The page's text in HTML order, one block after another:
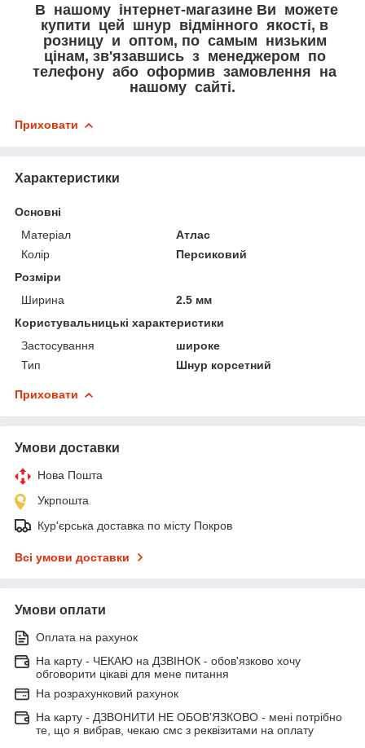
В нашому інтернет-магазине Ви можете
купити цей шнур відмінного якості, в
розницу и оптом, по самым низьким
цінам, зв'язавшись з менеджером по
телефону або оформив замовлення на
нашому сайті.
Приховати
Характеристики
Основні
Матеріал
Атлас
Колір
Персиковий
Розміри
Ширина
2.5 мм
Користувальницькі характеристики
Застосування
широке
Тип
Шнур корсетний
Приховати
Умови доставки
Нова Пошта
Укрпошта
Кур'єрська доставка по місту Покров
Всі умови доставки
Умови оплати
Оплата на рахунок
На карту - ЧЕКАЮ на ДЗВІНОК - обов'язково хочу
обговорити цікаві для мене питання
На розрахунковий рахунок
На карту - ДЗВОНИТИ НЕ ОБОВ'ЯЗКОВО - мені потрібно
те, що я вибрав, чекаю смс з реквізитами на оплату